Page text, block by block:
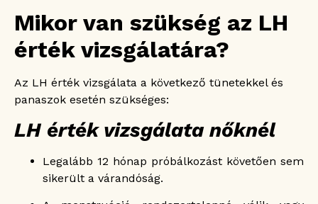
Mikor van szükség az LH
érték vizsgálatára?
Az LH érték vizsgálata a következő tünetekkel és
panaszok esetén szükséges:
LH érték vizsgálata nőknél
Legalább 12 hónap próbálkozást követően sem
sikerült a várandóság.